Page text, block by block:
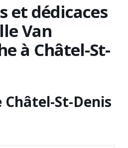
et dédicaces
Van
à Châtel-St-
Châtel-St-Denis